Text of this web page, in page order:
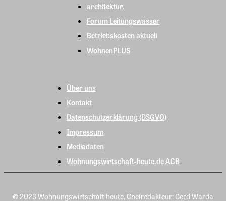
architektur.
Forum Leitungswasser
Betriebskosten aktuell
WohnenPLUS
Über uns
Kontakt
Datenschutzerklärung (DSGVO)
Impressum
Mediadaten
Wohnungswirtschaft-heute.de AGB
© 2023 Wohnungswirtschaft heute, Chefredakteur: Gerd Warda